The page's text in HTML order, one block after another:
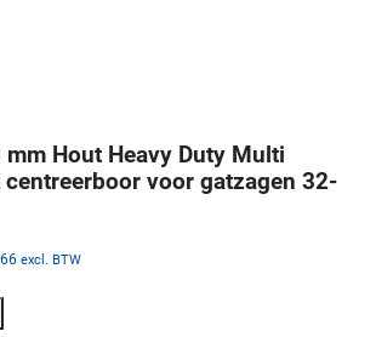
mm Hout Heavy Duty Multi
centreerboor voor gatzagen 32-
excl. BTW